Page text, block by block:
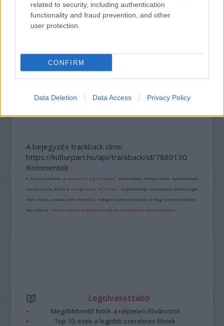
related to security, including authentication
functionality and fraud prevention, and other
user protection.
CONFIRM
Data Deletion Data Access Privacy Policy
TÁNC, ZENE, MESTERSÉGEK: A HAGYOMÁNYOK
HÁZA BEKÖLTÖZIK A NYÁRI FESZTIVÁLOKRA
SZAVAKKAL FESTENI
A bejegyzés trackback címe:
https://kulturpart.hu/api/trackback/id/7880130
Kommentek:
A hozzászólások avonatkozó jogszabályok értelmében felhasználói tartalomnak
minősülnek, értük a szolgáltatás technikai üzemeltetője semmilyen felelősséget
nem vállal, azokat nem ellenőrzi. Kifogás esetén forduljon a blog szerkesztőjéhez.
Részletek a Felhasználási feltételekben és azadatvédelmi tájékoztatóban
Legolvasottabb
Megdöbbentő fotók a néptelen fővárosról
Top 10: ezek a legjobb szerelmes filmek